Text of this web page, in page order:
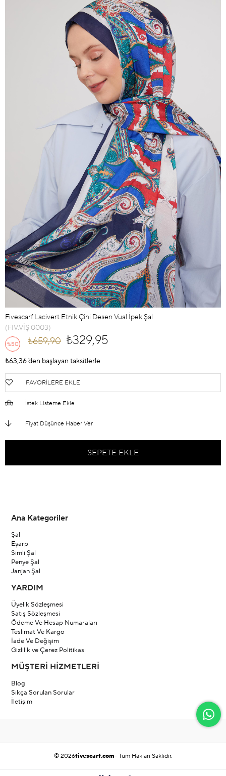
Fivescarf Lacivert Etnik Çini Desen Vual İpek Şal
(FIV.VİŞ.0003)
%50
İndirim
₺659,90 ₺329,95
₺63,36`den başlayan taksitlerle
FAVORILERE EKLE
İstek Listeme Ekle
Fiyat Düşünce Haber Ver
Ana Kategoriler
Şal
Eşarp
Simli Şal
Penye Şal
Janjan Şal
YARDIM
Üyelik Sözleşmesi
Satış Sözleşmesi
Ödeme Ve Hesap Numaraları
Teslimat Ve Kargo
İade Ve Değişim
Gizlilik ve Çerez Politikası
MÜŞTERİ HİZMETLERİ
Blog
Sıkça Sorulan Sorular
İletişim
© 2026fivescarf.com- Tüm Hakları Saklıdır.